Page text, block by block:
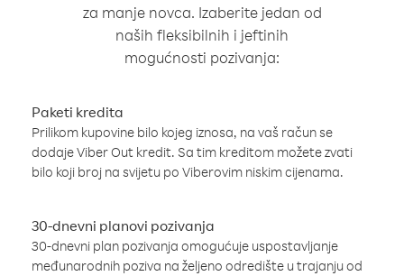
za manje novca. Izaberite jedan od
naših fleksibilnih i jeftinih
mogućnosti pozivanja:
Paketi kredita
Prilikom kupovine bilo kojeg iznosa, na vaš račun se
dodaje Viber Out kredit. Sa tim kreditom možete zvati
bilo koji broj na svijetu po Viberovim niskim cijenama.
30-dnevni planovi pozivanja
30-dnevni plan pozivanja omogućuje uspostavljanje
međunarodnih poziva na željeno odredište u trajanju od